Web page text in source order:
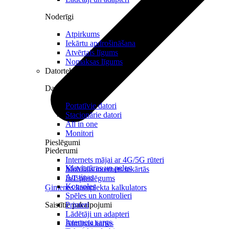
Pieslēgumi
Internets mājai ar 4G/5G rūteri
Mobilais internets iekārtās
IoT pieslēgums
Ģimenes komplekta kalkulators
Saistītie pakalpojumi
Interneta sargs
Noderīgi
Atpirkums
Iekārtu apdrošināšana
Atvērtais līgums
Nomaksas līgums
Datortehnika
Datori un Monitori
Portatīvie datori
Stacionārie datori
All in one
Monitori
Piederumi
Klaviatūras un peles
Austiņas
Konsoles
Spēles un kontrolieri
Printeri
Lādētāji un adapteri
Atmiņas kartes